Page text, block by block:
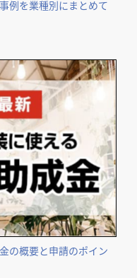
計したランキングを公